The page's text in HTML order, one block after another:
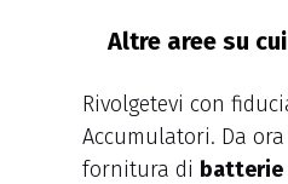
Altre aree su
Rivolgetevi con
Accumulatori. Da
fornitura di batterie